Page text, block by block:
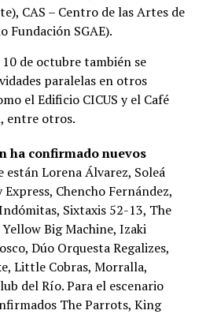
CAS – Centro de las Artes de
Fundación SGAE).
de octubre también se
paralelas en otros
el Edificio CICUS y el Café
entre otros.
ha confirmado nuevos
están Lorena Álvarez, Soleá
Chencho Fernández,
Sixtaxis 52-13, The
Big Machine, Izaki
Dúo Orquesta Regalizes,
Little Cobras, Morralla,
del Río. Para el escenario
The Parrots, King